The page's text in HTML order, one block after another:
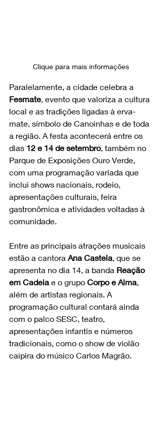
Clique para mais informações
Paralelamente, a cidade celebra a
Fesmate, evento que valoriza a cultura
local e as tradições ligadas à erva-
mate, símbolo de Canoinhas e de toda
a região. A festa acontecerá entre os
dias 12 e 14 de setembro, também no
Parque de Exposições Ouro Verde,
com uma programação variada que
inclui shows nacionais, rodeio,
apresentações culturais, feira
gastronômica e atividades voltadas à
comunidade.
Entre as principais atrações musicais
estão a cantora Ana Castela, que se
apresenta no dia 14, a banda Reação
em Cadeia e o grupo Corpo e Alma,
além de artistas regionais. A
programação cultural contará ainda
com o palco SESC, teatro,
apresentações infantis e números
tradicionais, como o show de violão
caipira do músico Carlos Magrão.